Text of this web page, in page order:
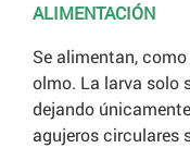
ALIMENTACIÓN
Se alimentan,
olmo. La larva solo
dejando
agujeros circulares